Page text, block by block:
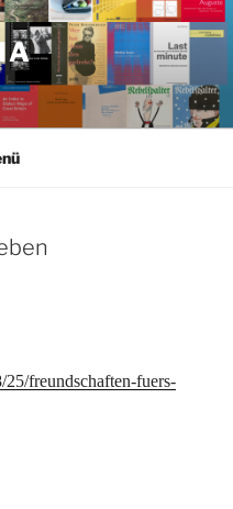
freundschaften-fuers-